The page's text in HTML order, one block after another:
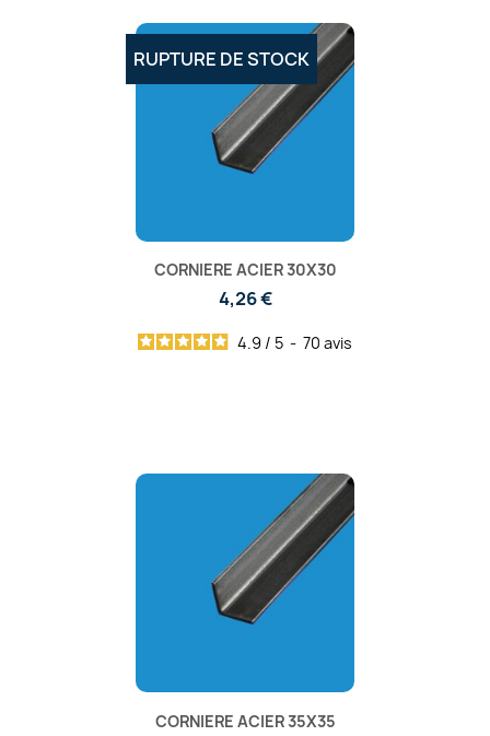
CORNIERE ACIER 30X30
4,26 €
4.9 / 5 - 70 avis
RUPTURE DE STOCK
CORNIERE ACIER 35X35